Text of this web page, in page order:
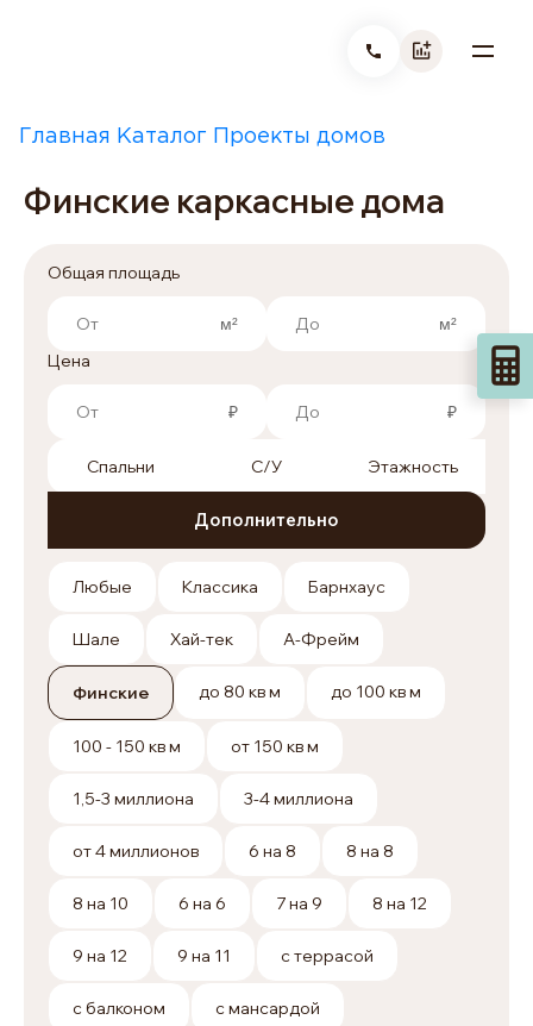
Главная Каталог Проекты домов
Финские каркасные дома
Общая площадь
Цена
Спальни С/У Этажность
Дополнительно
Любые Классика Барнхаус
Шале Хай-тек А-Фрейм
Финские до 80 кв м до 100 кв м
100 - 150 кв м от 150 кв м
1,5-3 миллиона 3-4 миллиона
от 4 миллионов 6 на 8 8 на 8
8 на 10 6 на 6 7 на 9 8 на 12
9 на 12 9 на 11 с террасой
с балконом с мансардой